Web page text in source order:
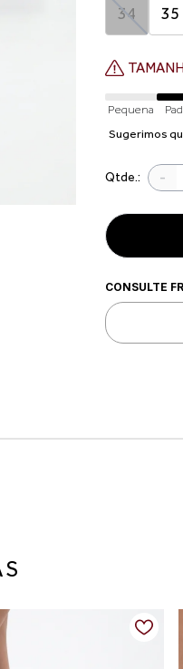
34 35
Pequena
Sugerimos
Qtde.: -
CONSULTE